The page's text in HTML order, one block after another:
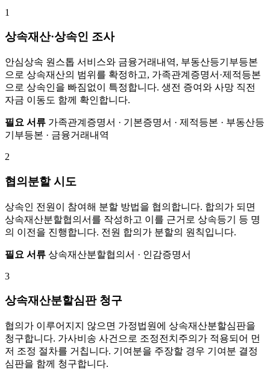
1
상속재산·상속인 조사
안심상속 원스톱 서비스와 금융거래내역, 부동산등기부등본
으로 상속재산의 범위를 확정하고, 가족관계증명서·제적등본
으로 상속인을 빠짐없이 특정합니다. 생전 증여와 사망 직전
자금 이동도 함께 확인합니다.
필요 서류 가족관계증명서 · 기본증명서 · 제적등본 · 부동산등
기부등본 · 금융거래내역
2
협의분할 시도
상속인 전원이 참여해 분할 방법을 협의합니다. 합의가 되면
상속재산분할협의서를 작성하고 이를 근거로 상속등기 등 명
의 이전을 진행합니다. 전원 합의가 분할의 원칙입니다.
필요 서류 상속재산분할협의서 · 인감증명서
3
상속재산분할심판 청구
협의가 이루어지지 않으면 가정법원에 상속재산분할심판을
청구합니다. 가사비송 사건으로 조정전치주의가 적용되어 먼
저 조정 절차를 거칩니다. 기여분을 주장할 경우 기여분 결정
심판을 함께 청구합니다.